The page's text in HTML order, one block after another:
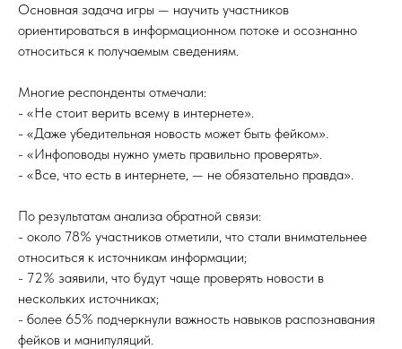
Основная задача игры — научить участников
ориентироваться в информационном потоке и осознанно
относиться к получаемым сведениям.
Многие респонденты отмечали:
- «Не стоит верить всему в интернете».
- «Даже убедительная новость может быть фейком».
- «Инфоповоды нужно уметь правильно проверять».
- «Все, что есть в интернете, — не обязательно правда».
По результатам анализа обратной связи:
- около 78% участников отметили, что стали внимательнее
относиться к источникам информации;
- 72% заявили, что будут чаще проверять новости в
нескольких источниках;
- более 65% подчеркнули важность навыков распознавания
фейков и манипуляций.